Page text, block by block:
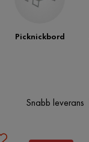
Picknickbord
Snabb leverans